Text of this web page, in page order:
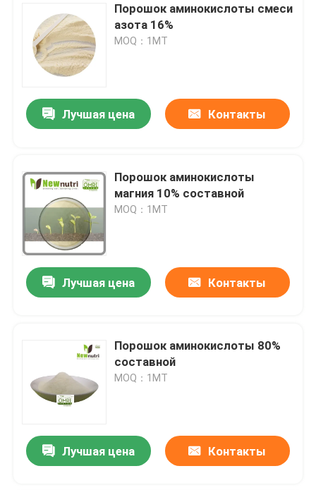
Порошок аминокислоты смеси
азота 16%
MOQ：1МТ
Лучшая цена Контакты
Порошок аминокислоты
магния 10% составной
MOQ：1МТ
Лучшая цена Контакты
Порошок аминокислоты 80%
составной
MOQ：1МТ
Лучшая цена Контакты